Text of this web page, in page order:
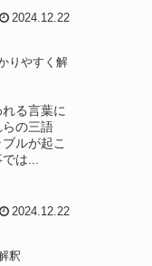
2024.12.22
りやすく解
る言葉に
らの三語
ルが起こ
は...
2024.12.22
釈